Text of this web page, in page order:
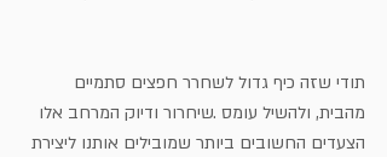
תודי שזה כיף גדול לשחרר חפצים סתמיים
מהבית, ולהשיל עומס .שיחרור ודיוק המרחב אלו
הצעדים החשובים ביותר שמובילים אותנו ליצירת